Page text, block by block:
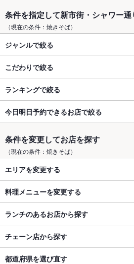
条件を指定して新市街・シャワー
（現在の条件：焼きそば）
ジャンルで絞る
こだわりで絞る
ランキングで絞る
今日明日予約できるお店で絞る
条件を変更してお店を探す
（現在の条件：焼きそば）
エリアを変更する
料理メニューを変更する
ランチのあるお店から探す
チェーン店から探す
都道府県を選び直す